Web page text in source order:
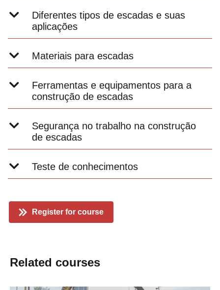
Diferentes tipos de escadas e suas
aplicações
Materiais para escadas
Ferramentas e equipamentos para a
construção de escadas
Segurança no trabalho na construção
de escadas
Teste de conhecimentos
Register for course
Related courses
Slider